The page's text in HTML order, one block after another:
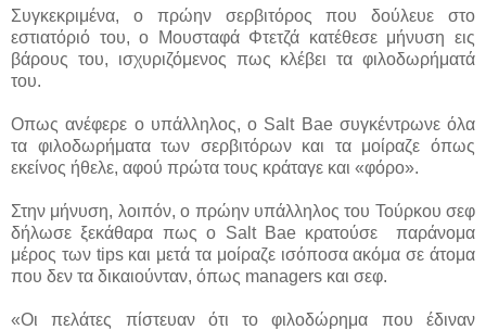
Συγκεκριμένα, ο πρώην σερβιτόρος που δούλευε στο
εστιατόριό του, ο Μουσταφά Φτετζά κατέθεσε μήνυση εις
βάρους του, ισχυριζόμενος πως κλέβει τα φιλοδωρήματά
του.
Οπως ανέφερε ο υπάλληλος, ο Salt Bae συγκέντρωνε όλα
τα φιλοδωρήματα των σερβιτόρων και τα μοίραζε όπως
εκείνος ήθελε, αφού πρώτα τους κράταγε και «φόρο».
Στην μήνυση, λοιπόν, ο πρώην υπάλληλος του Τούρκου σεφ
δήλωσε ξεκάθαρα πως ο Salt Bae κρατούσε παράνομα
μέρος των tips και μετά τα μοίραζε ισόποσα ακόμα σε άτομα
που δεν τα δικαιούνταν, όπως managers και σεφ.
«Οι πελάτες πίστευαν ότι το φιλοδώρημα που έδιναν